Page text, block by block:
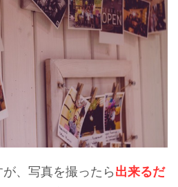
、写真を撮ったら出来るだ